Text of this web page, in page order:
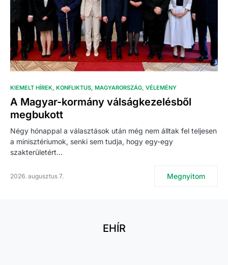
KIEMELT HÍREK KONFLIKTUS MAGYARORSZÁG VÉLEMÉNY
A Magyar-kormány válságkezelésből
megbukott
Négy hónappal a választások után még nem álltak fel teljesen
a minisztériumok, senki sem tudja, hogy egy-egy
szakterületért…
2026. augusztus 7. Megnyitom
EHÍR